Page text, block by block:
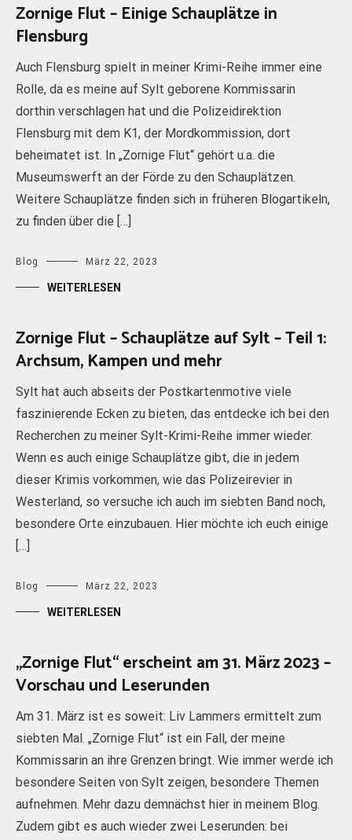
Zornige Flut – Einige Schauplätze in
Flensburg
Auch Flensburg spielt in meiner Krimi-Reihe immer eine
Rolle, da es meine auf Sylt geborene Kommissarin
dorthin verschlagen hat und die Polizeidirektion
Flensburg mit dem K1, der Mordkommission, dort
beheimatet ist. In „Zornige Flut“ gehört u.a. die
Museumswerft an der Förde zu den Schauplätzen.
Weitere Schauplätze finden sich in früheren Blogartikeln,
zu finden über die […]
Blog März 22, 2023
WEITERLESEN
Zornige Flut – Schauplätze auf Sylt – Teil 1:
Archsum, Kampen und mehr
Sylt hat auch abseits der Postkartenmotive viele
faszinierende Ecken zu bieten, das entdecke ich bei den
Recherchen zu meiner Sylt-Krimi-Reihe immer wieder.
Wenn es auch einige Schauplätze gibt, die in jedem
dieser Krimis vorkommen, wie das Polizeirevier in
Westerland, so versuche ich auch im siebten Band noch,
besondere Orte einzubauen. Hier möchte ich euch einige
[…]
Blog März 22, 2023
WEITERLESEN
„Zornige Flut“ erscheint am 31. März 2023 –
Vorschau und Leserunden
Am 31. März ist es soweit: Liv Lammers ermittelt zum
siebten Mal. „Zornige Flut“ ist ein Fall, der meine
Kommissarin an ihre Grenzen bringt. Wie immer werde ich
besondere Seiten von Sylt zeigen, besondere Themen
aufnehmen. Mehr dazu demnächst hier in meinem Blog.
Zudem gibt es auch wieder zwei Leserunden: bei